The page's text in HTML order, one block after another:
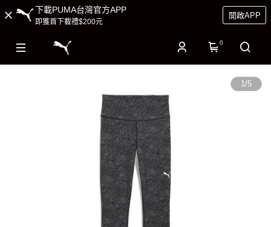
下載PUMA台灣官方APP
即獲首下載禮$200元
開啟APP
0
1/5